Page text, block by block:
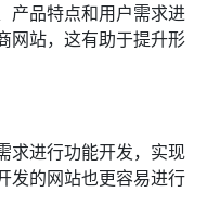
产品特点和用户需求进
网站，这有助于提升形
求进行功能开发，实现
发的网站也更容易进行